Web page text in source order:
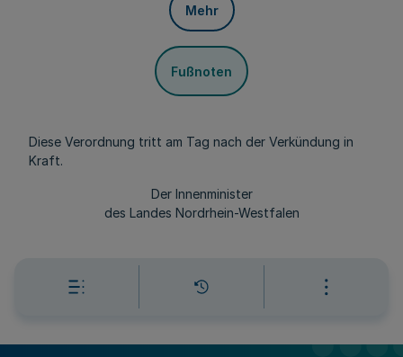
Mehr
Fußnoten
Diese Verordnung tritt am Tag nach der Verkündung in
Kraft.
Der Innenminister
des Landes Nordrhein-Westfalen